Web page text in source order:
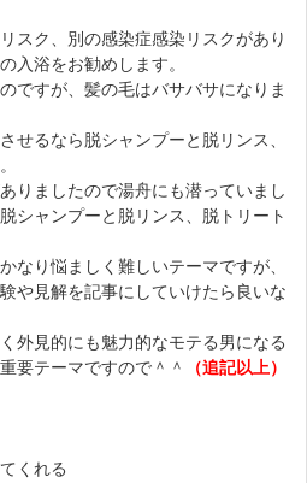
スク、別の感染症感染リスクがあり
入浴をお勧めします。
ですが、髪の毛はバサバサになりま
せるなら脱シャンプーと脱リンス、
りましたので湯舟にも潜っていまし
シャンプーと脱リンス、脱トリート
なり悩ましく難しいテーマですが、
や見解を記事にしていけたら良いな
外見的にも魅力的なモテる男になる
要テーマですので＾＾
（追記以上）
くれる